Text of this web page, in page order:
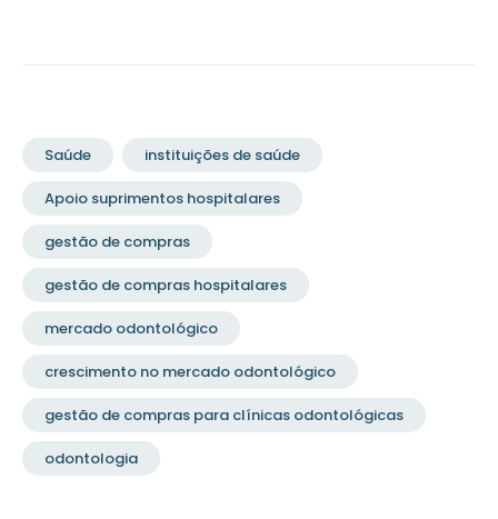
Saúde instituições de saúde
Apoio suprimentos hospitalares
gestão de compras
gestão de compras hospitalares
mercado odontológico
crescimento no mercado odontológico
gestão de compras para clínicas odontológicas
odontologia